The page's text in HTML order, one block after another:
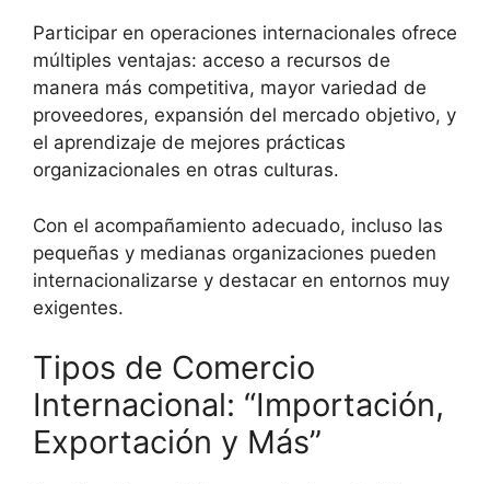
Participar en operaciones internacionales ofrece
múltiples ventajas: acceso a recursos de
manera más competitiva, mayor variedad de
proveedores, expansión del mercado objetivo, y
el aprendizaje de mejores prácticas
organizacionales en otras culturas.
Con el acompañamiento adecuado, incluso las
pequeñas y medianas organizaciones pueden
internacionalizarse y destacar en entornos muy
exigentes.
Tipos de Comercio
Internacional: “Importación,
Exportación y Más”